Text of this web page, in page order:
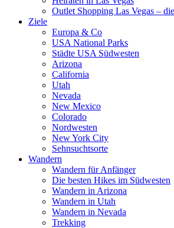
Outlet Shopping Las Vegas –
Ziele
Europa & Co
USA National Parks
Städte USA Südwesten
Arizona
California
Utah
Nevada
New Mexico
Colorado
Nordwesten
New York City
Sehnsuchtsorte
Wandern
Wandern für Anfänger
Die besten Hikes im Südwesten
Wandern in Arizona
Wandern in Utah
Wandern in Nevada
Trekking